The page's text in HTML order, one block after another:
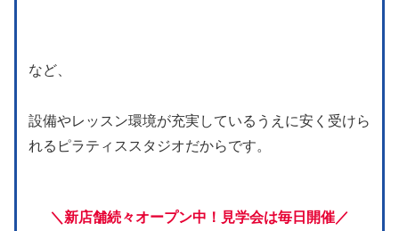
など、
設備やレッスン環境が充実しているうえに安く受けら
れるピラティススタジオだからです。
＼新店舗続々オープン中！見学会は毎日開催／